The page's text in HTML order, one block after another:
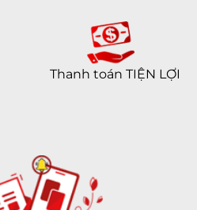
Thanh toán TIỆN LỢI